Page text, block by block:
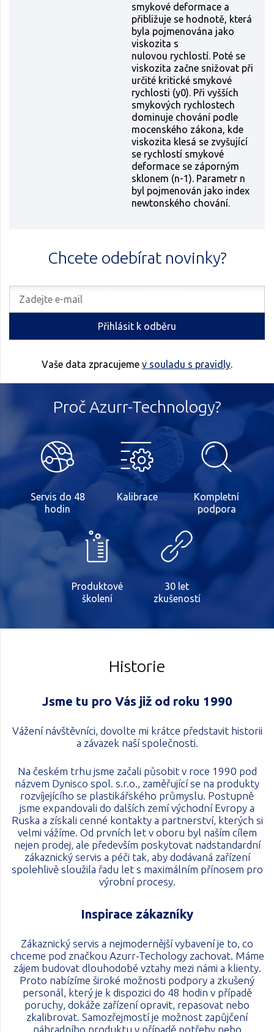
smykové deformace a
přibližuje se hodnotě, která
byla pojmenována jako
viskozita s
nulovou rychlostí. Poté se
viskozita začne snižovat při
určité kritické smykové
rychlosti (y0). Při vyšších
smykových rychlostech
dominuje chování podle
mocenského zákona, kde
viskozita klesá se zvyšující
se rychlostí smykové
deformace se záporným
sklonem (n-1). Parametr n
byl pojmenován jako index
newtonského chování.
Chcete odebírat novinky?
Přihlásit k odběru
Vaše data zpracujeme v souladu s pravidly.
Proč Azurr-Technology?
Servis do 48
hodin
Kalibrace
Kompletní
podpora
Produktové
školení
30 let
zkušeností
Historie
Jsme tu pro Vás již od roku 1990
Vážení návštěvníci, dovolte mi krátce představit historii
a závazek naší společnosti.
Na českém trhu jsme začali působit v roce 1990 pod
názvem Dynisco spol. s.r.o., zaměřující se na produkty
rozvíjejícího se plastikářského průmyslu. Postupně
jsme expandovali do dalších zemí východní Evropy a
Ruska a získali cenné kontakty a partnerství, kterých si
velmi vážíme. Od prvních let v oboru byl naším cílem
nejen prodej, ale především poskytovat nadstandardní
zákaznický servis a péči tak, aby dodávaná zařízení
spolehlivě sloužila řadu let s maximálním přínosem pro
výrobní procesy.
Inspirace zákazníky
Zákaznický servis a nejmodernější vybavení je to, co
chceme pod značkou Azurr-Techology zachovat. Máme
zájem budovat dlouhodobé vztahy mezi námi a klienty.
Proto nabízíme široké možnosti podpory a zkušený
personál, který je k dispozici do 48 hodin v případě
poruchy, dokáže zařízení opravit, repasovat nebo
zkalibrovat. Samozřejmostí je možnost zapůjčení
náhradního produktu v případě potřeby nebo